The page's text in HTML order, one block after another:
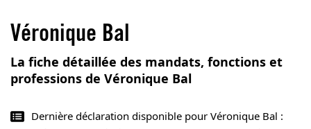
Véronique Bal
La fiche détaillée des mandats, fonctions et
professions de Véronique Bal
Dernière déclaration disponible pour Véronique Bal :